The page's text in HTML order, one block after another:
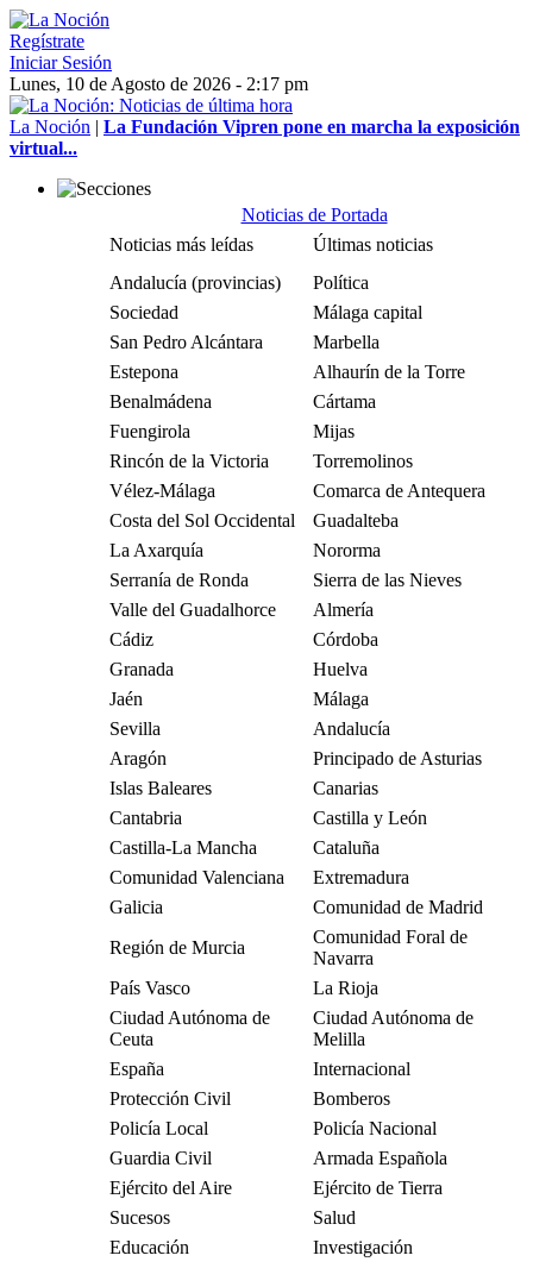
Regístrate
Iniciar Sesión
Lunes, 10 de Agosto de 2026 - 2:17 pm
La Noción | La Fundación Vipren pone en marcha la exposición
virtual...
Noticias de Portada
Noticias más leídas
Últimas noticias
Andalucía (provincias)
Política
Sociedad
Málaga capital
San Pedro Alcántara
Marbella
Estepona
Alhaurín de la Torre
Benalmádena
Cártama
Fuengirola
Mijas
Rincón de la Victoria
Torremolinos
Vélez-Málaga
Comarca de Antequera
Costa del Sol Occidental
Guadalteba
La Axarquía
Nororma
Serranía de Ronda
Sierra de las Nieves
Valle del Guadalhorce
Almería
Cádiz
Córdoba
Granada
Huelva
Jaén
Málaga
Sevilla
Andalucía
Aragón
Principado de Asturias
Islas Baleares
Canarias
Cantabria
Castilla y León
Castilla-La Mancha
Cataluña
Comunidad Valenciana
Extremadura
Galicia
Comunidad de Madrid
Región de Murcia
Comunidad Foral de
Navarra
País Vasco
La Rioja
Ciudad Autónoma de
Ceuta
Ciudad Autónoma de
Melilla
España
Internacional
Protección Civil
Bomberos
Policía Local
Policía Nacional
Guardia Civil
Armada Española
Ejército del Aire
Ejército de Tierra
Sucesos
Salud
Educación
Investigación